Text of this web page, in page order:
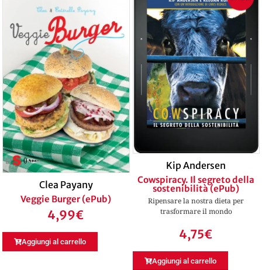
Clea Payany
Veggie Burger (ePub)
4,99€
Aggiungi al carrello
Kip Andersen
Cowspiracy. Il segreto della
sostenibilità (ePub)
Ripensare la nostra dieta per
trasformare il mondo
4,75€
Aggiungi al carrello